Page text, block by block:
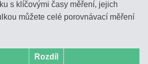
s klíčovými časy měření, jejich
můžete celé porovnávací měření
Rozdíl